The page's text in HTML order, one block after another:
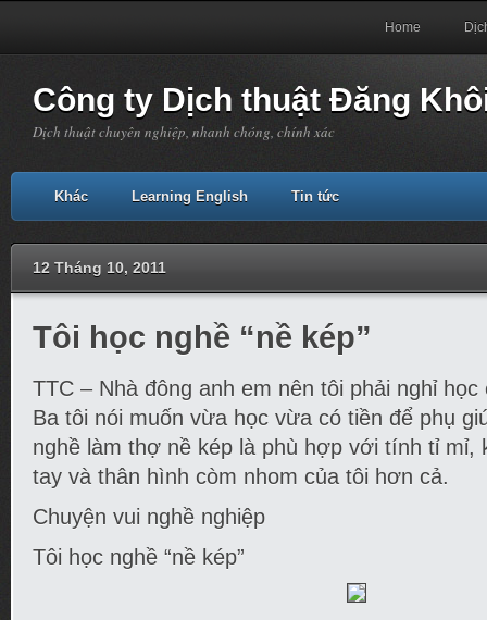
Home
Công ty Dịch thuật Đăng
Dịch thuật chuyên nghiệp, nhanh chóng, chính xác
Khác Learning English Tin tức
12 Tháng 10, 2011
Tôi học nghề “nề kép”
TTC – Nhà đông anh em nên tôi phải nghỉ
Ba tôi nói muốn vừa học vừa có tiền để phụ
nghề làm thợ nề kép là phù hợp với tính tỉ mỉ,
tay và thân hình còm nhom của tôi hơn cả.
Chuyện vui nghề nghiệp
Tôi học nghề “nề kép”